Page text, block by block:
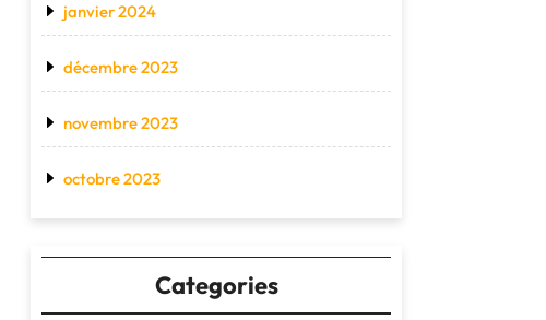
janvier 2024
décembre 2023
novembre 2023
octobre 2023
Categories